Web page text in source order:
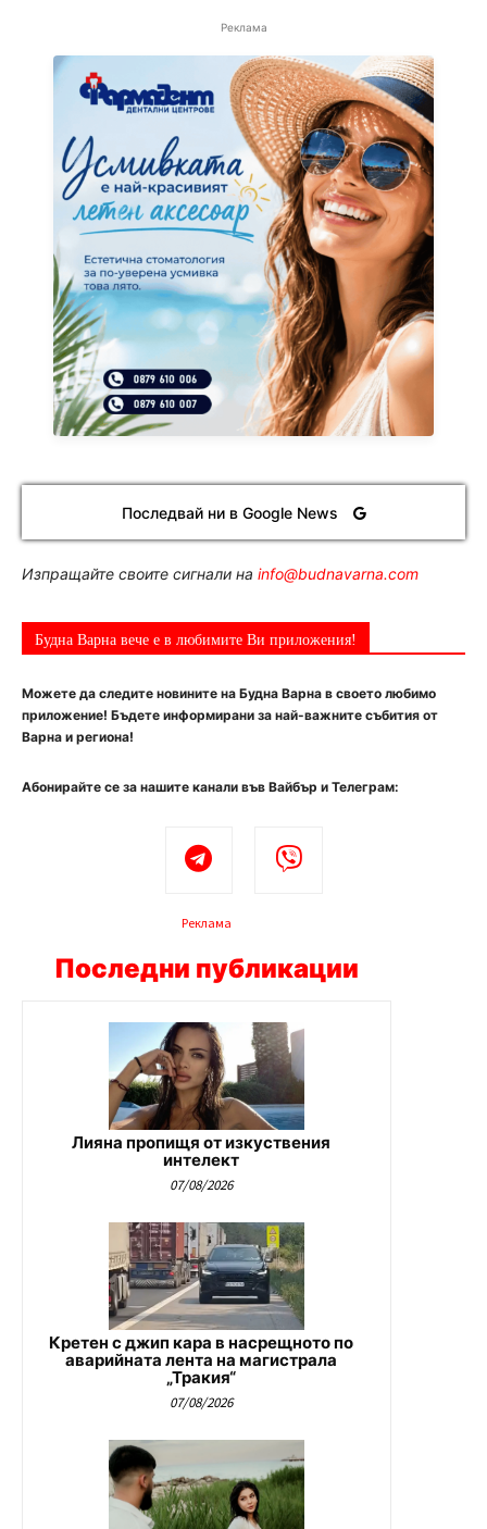
Реклама
Последвай ни в Google News
Изпращайте своите сигнали на info@budnavarna.com
Будна Варна вече е в любимите Ви приложения!
Можете да следите новините на Будна Варна в своето любимо
приложение! Бъдете информирани за най-важните събития от
Варна и региона!
Абонирайте се за нашите канали във Вайбър и Телеграм:
Реклама
Последни публикации
Лияна пропищя от изкуствения
интелект
07/08/2026
Кретен с джип кара в насрещното по
аварийната лента на магистрала
„Тракия“
07/08/2026